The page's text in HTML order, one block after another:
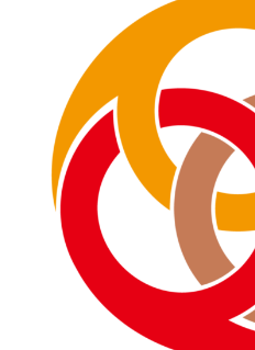
PROJECT
CoLoRs/ITEMs
CoLoRsとは
02. ITEMsとは
03. 寄附企業紹介